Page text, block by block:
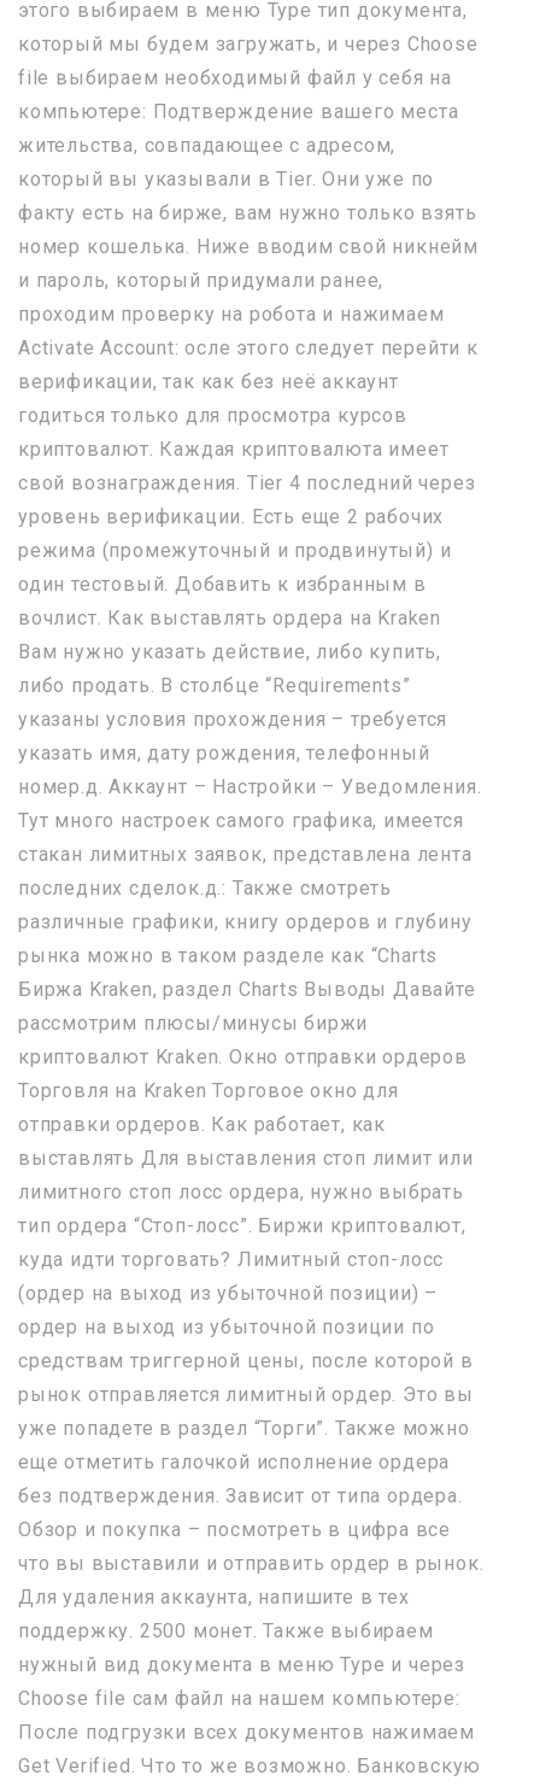
этого выбираем в меню Type тип документа,
который мы будем загружать, и через Choose
file выбираем необходимый файл у себя на
компьютере: Подтверждение вашего места
жительства, совпадающее с адресом,
который вы указывали в Tier. Они уже по
факту есть на бирже, вам нужно только взять
номер кошелька. Ниже вводим свой никнейм
и пароль, который придумали ранее,
проходим проверку на робота и нажимаем
Activate Account: осле этого следует перейти к
верификации, так как без неё аккаунт
годиться только для просмотра курсов
криптовалют. Каждая криптовалюта имеет
свой вознаграждения. Tier 4 последний через
уровень верификации. Есть еще 2 рабочих
режима (промежуточный и продвинутый) и
один тестовый. Добавить к избранным в
вочлист. Как выставлять ордера на Kraken
Вам нужно указать действие, либо купить,
либо продать. В столбце “Requirements”
указаны условия прохождения – требуется
указать имя, дату рождения, телефонный
номер.д. Аккаунт – Настройки – Уведомления.
Тут много настроек самого графика, имеется
стакан лимитных заявок, представлена лента
последних сделок.д.: Также смотреть
различные графики, книгу ордеров и глубину
рынка можно в таком разделе как “Charts
Биржа Kraken, раздел Charts Выводы Давайте
рассмотрим плюсы/минусы биржи
криптовалют Kraken. Окно отправки ордеров
Торговля на Kraken Торговое окно для
отправки ордеров. Как работает, как
выставлять Для выставления стоп лимит или
лимитного стоп лосс ордера, нужно выбрать
тип ордера “Стоп-лосс”. Биржи криптовалют,
куда идти торговать? Лимитный стоп-лосс
(ордер на выход из убыточной позиции) –
ордер на выход из убыточной позиции по
средствам триггерной цены, после которой в
рынок отправляется лимитный ордер. Это вы
уже попадете в раздел “Торги”. Также можно
еще отметить галочкой исполнение ордера
без подтверждения. Зависит от типа ордера.
Обзор и покупка – посмотреть в цифра все
что вы выставили и отправить ордер в рынок.
Для удаления аккаунта, напишите в тех
поддержку. 2500 монет. Также выбираем
нужный вид документа в меню Type и через
Choose file сам файл на нашем компьютере:
После подгрузки всех документов нажимаем
Get Verified. Что то же возможно. Банковскую